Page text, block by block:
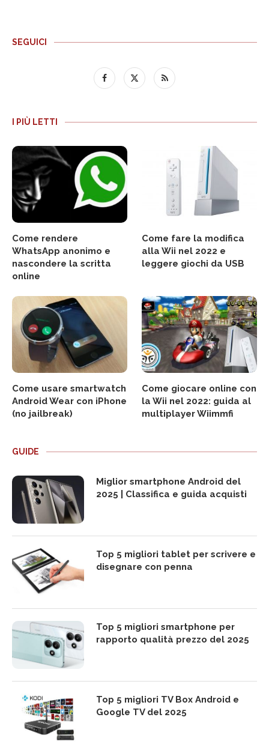
SEGUICI
I PIÙ LETTI
Come rendere
WhatsApp anonimo e
nascondere la scritta
online
Come fare la modifica
alla Wii nel 2022 e
leggere giochi da USB
Come usare smartwatch
Android Wear con iPhone
(no jailbreak)
Come giocare online con
la Wii nel 2022: guida al
multiplayer Wiimmfi
GUIDE
Miglior smartphone Android del
2025 | Classifica e guida acquisti
Top 5 migliori tablet per scrivere e
disegnare con penna
Top 5 migliori smartphone per
rapporto qualità prezzo del 2025
Top 5 migliori TV Box Android e
Google TV del 2025